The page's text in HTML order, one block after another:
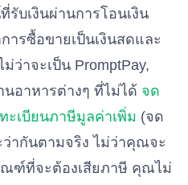
บเงินผ่านการโอนเงิน
ารซื้อขายเป็นเงินสดและ
ว่าจะเป็น PromptPay,
นอาหารต่างๆ ที่ไม่ได้ จด
ะเบียนภาษีมูลค่าเพิ่ม (จด
ว่ากันตามจริง ไม่ว่าคุณจะ
ณฑ์ที่จะต้องเสียภาษี คุณไม่